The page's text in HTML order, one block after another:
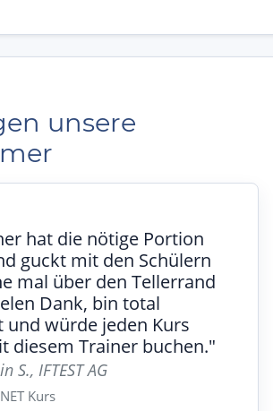
unsere
hat die nötige Portion
guckt mit den Schülern
mal über den Tellerrand
Dank, bin total
und würde jeden Kurs
diesem Trainer buchen."
S., IFTEST AG
Kurs